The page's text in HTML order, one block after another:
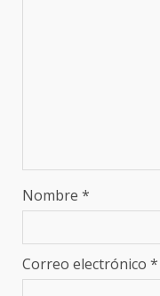
Nombre *
Correo electrónico *